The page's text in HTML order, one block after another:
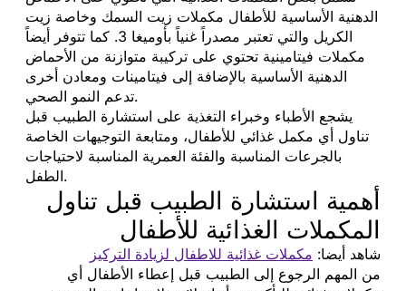
الدهنية الأساسية للأطفال مكملات زيت السمك وخاصة زيت
الكريل والتي تعتبر مصدراً غنياً بأوميغا 3. كما تتوفر أيضاً
مكملات فيتامينية تحتوي على تركيبة متوازنة من الأحماض
الدهنية الأساسية بالإضافة إلى فيتامينات ومعادن أخرى
تدعم النمو الصحي.
يشجع الأطباء وخبراء التغذية على استشارة الطبيب قبل
تناول أي مكمل غذائي للأطفال، ومتابعة التوجيهات الخاصة
بالجرعات المناسبة والفئة العمرية المناسبة لاحتياجات
الطفل.
أهمية استشارة الطبيب قبل تناول
المكملات الغذائية للأطفال
شاهد أيضا: مكملات غذائية للاطفال لزيادة التركيز
من المهم الرجوع إلى الطبيب قبل إعطاء الأطفال أي